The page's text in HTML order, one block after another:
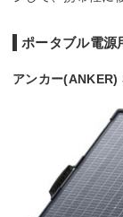
ポータブル電源
アンカー